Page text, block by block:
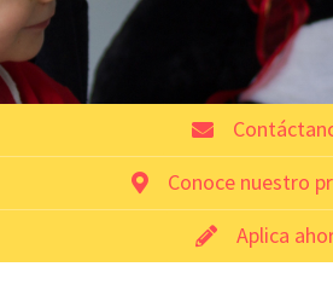
Conoce nuestro
Aplica